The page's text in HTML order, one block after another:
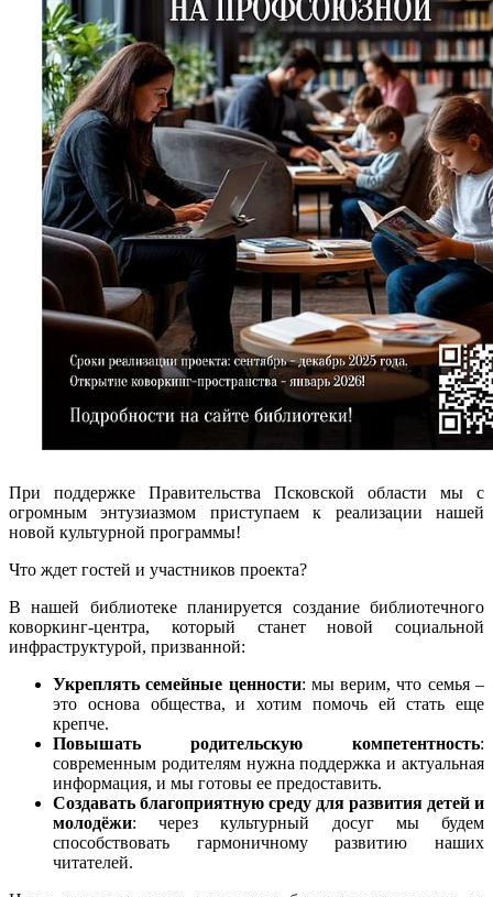
При поддержке Правительства Псковской области мы с
огромным энтузиазмом приступаем к реализации нашей
новой культурной программы!
Что ждет гостей и участников проекта?
В нашей библиотеке планируется создание библиотечного
коворкинг-центра, который станет новой социальной
инфраструктурой, призванной:
Укреплять семейные ценности: мы верим, что семья –
это основа общества, и хотим помочь ей стать еще
крепче.
Повышать родительскую компетентность:
современным родителям нужна поддержка и актуальная
информация, и мы готовы ее предоставить.
Создавать благоприятную среду для развития детей и
молодёжи: через культурный досуг мы будем
способствовать гармоничному развитию наших
читателей.